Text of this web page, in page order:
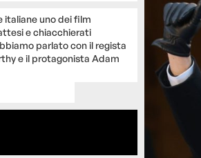
italiane uno dei film
e chiacchierati
parlato con il regista
e il protagonista Adam